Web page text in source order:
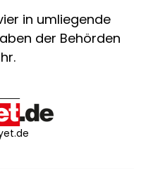
in umliegende
der Behörden